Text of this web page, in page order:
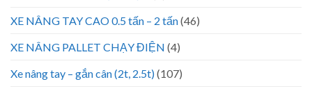
XE NÂNG TAY CAO 0.5 tấn – 2 tấn(46)
XE NÂNG PALLET CHẠY ĐIỆN (4)
Xe nâng tay – gắn cân (2t, 2.5t)(107)